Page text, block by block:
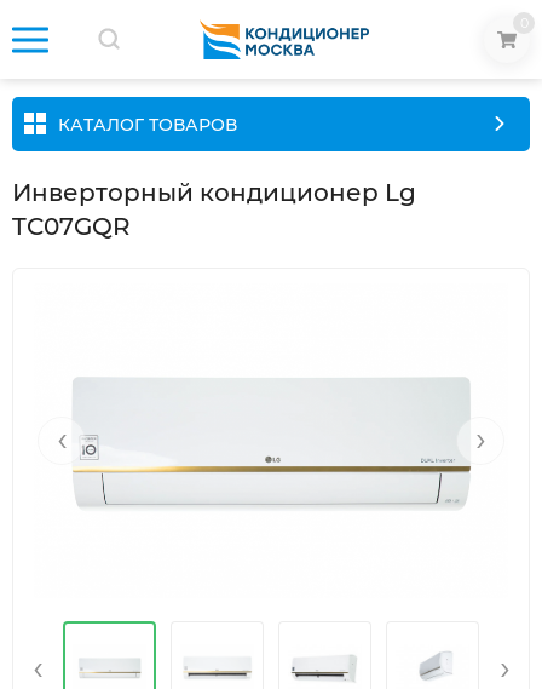
КАТАЛОГ ТОВАРОВ
Инверторный кондиционер Lg
TC07GQR
‹ ›
‹ ›